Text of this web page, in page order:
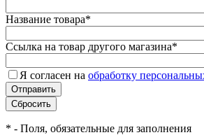
Название товара*
Ссылка на товар другого магазина*
Я согласен на обработку
* - Поля, обязательные для заполнения